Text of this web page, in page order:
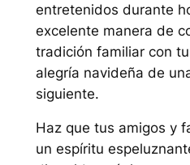
entretenidos durante
excelente manera de
tradición familiar con
alegría navideña de
siguiente.
Haz que tus amigos y
un espíritu